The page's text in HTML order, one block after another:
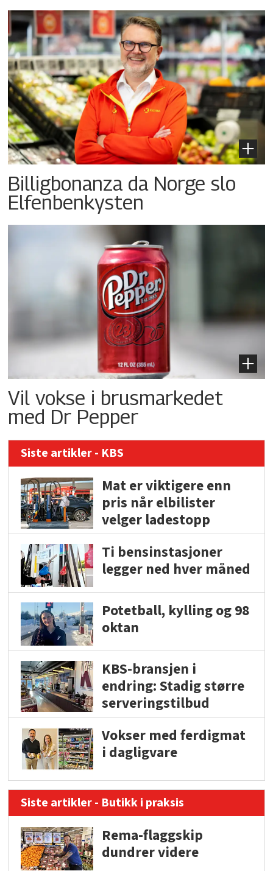
Billigbonanza da Norge slo
Elfenbenkysten
Vil vokse i brusmarkedet
med Dr Pepper
Siste artikler - KBS
Mat er viktigere enn
pris når elbilister
velger ladestopp
Ti bensinstasjoner
legger ned hver måned
Potetball, kylling og 98
oktan
KBS-bransjen i
endring: Stadig større
serveringstilbud
Vokser med ferdigmat
i dagligvare
Siste artikler - Butikk i praksis
Rema-flaggskip
dundrer videre